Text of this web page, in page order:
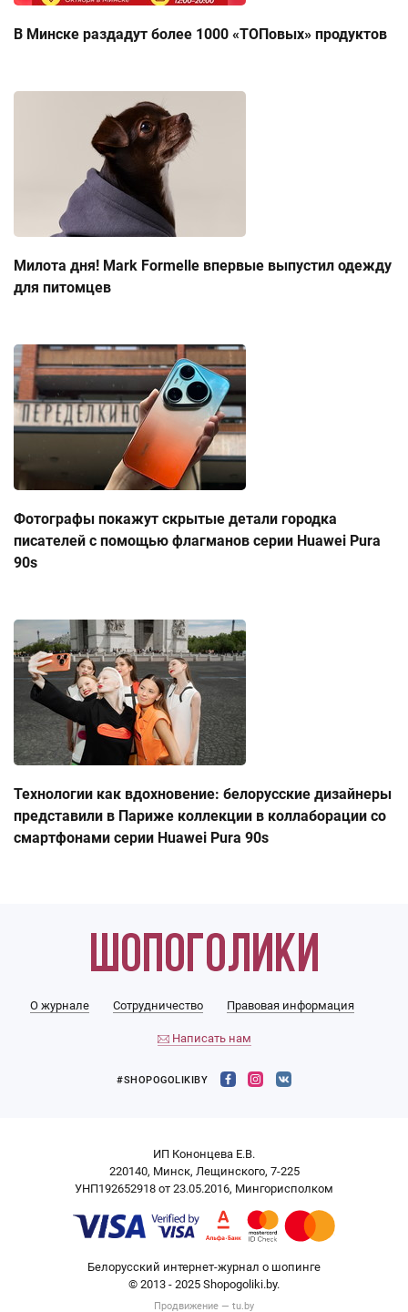
В Минске раздадут более 1000 «ТОПовых» продуктов
Милота дня! Mark Formelle впервые выпустил одежду
для питомцев
Фотографы покажут скрытые детали городка
писателей с помощью флагманов серии Huawei Pura
90s
Технологии как вдохновение: белорусские дизайнеры
представили в Париже коллекции в коллаборации со
смартфонами серии Huawei Pura 90s
О журнале Сотрудничество Правовая информация
Написать нам
#SHOPOGOLIKIBY
ИП Кононцева Е.В.
220140, Минск, Лещинского, 7-225
УНП192652918 от 23.05.2016, Мингорисполком
Белорусский интернет-журнал о шопинге
© 2013 - 2025 Shopogoliki.by.
Продвижение — tu.by